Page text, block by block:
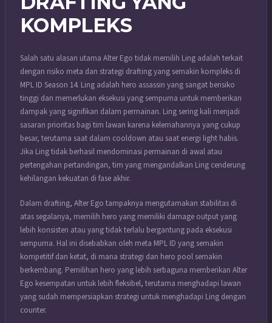
KOMPLEKS
Salah satu alasan utama Alter Ego tidak memilih Ling adalah terkait
dengan risiko meta dan strategi drafting yang semakin kompleks di
MPL ID Season 14. Ling adalah hero assassin yang sangat berisiko
tinggi dan memerlukan eksekusi yang sempurna untuk memberikan
dampak yang signifikan dalam permainan. Ling sering kali menjadi
sasaran prioritas bagi tim lawan karena kelemahannya yang cukup
besar, terutama saat dalam cooldown atau saat energi light habis.
Jika Ling tidak berhasil mendominasi permainan di awal atau
pertengahan pertandingan, tim yang mengandalkan Ling cenderung
kehilangan kekuatan di fase akhir.
Dalam drafting, Alter Ego tampaknya mengutamakan stabilitas di
atas segalanya, memilih hero yang memiliki damage output yang
lebih konsisten atau yang tidak terlalu bergantung pada eksekusi
sempurna. Hal ini disebabkan oleh meta MPL ID yang semakin
kompetitif dan ketat, di mana strategi dan hero pool semakin
berkembang. Pemilihan hero yang lebih serbaguna memberikan Alter
Ego kesempatan untuk lebih fleksibel, terutama menghadapi lawan
yang sudah mempersiapkan strategi untuk menghadapi Ling dengan
counter.